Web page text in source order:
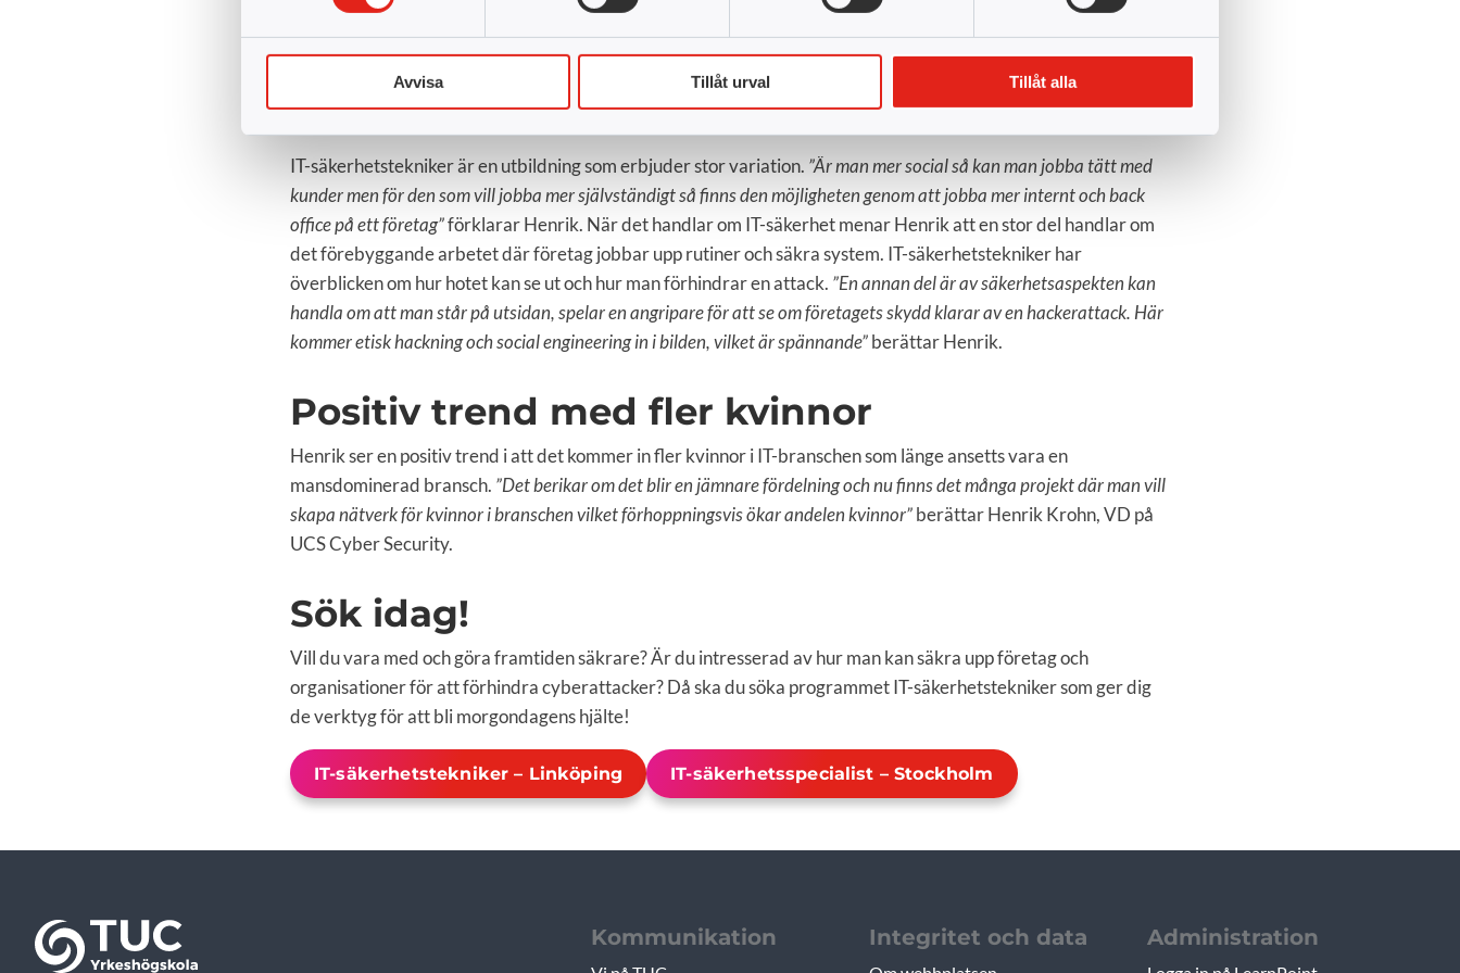
Avvisa Tillåt urval Tillåt alla
Ett yrke med stor variation
Yrket i sig öppnar upp för många olika arbetsuppgifter.”Jag skulle vilja säga att det är ett yrke som kan passa alla”
och Henrik understryker att det är ett intresse för IT som bör finnas hos den som söker programmet.
”Kunskaperna ska den sökande få genom utbildningen”menar Henrik.
IT-säkerhetstekniker är en utbildning som erbjuder stor variation. ”Är man mer social så kan man jobba tätt med
kunder men för den som vill jobba mer självständigt så finns den möjligheten genom att jobba mer internt och back
office på ett företag”förklarar Henrik. När det handlar om IT-säkerhet menar Henrik att en stor del handlar om
det förebyggande arbetet där företag jobbar upp rutiner och säkra system. IT-säkerhetstekniker har
överblicken om hur hotet kan se ut och hur man förhindrar en attack. ”En annan del är av säkerhetsaspekten kan
handla om att man står på utsidan, spelar en angripare för att se om företagets skydd klarar av en hackerattack. Här
kommer etisk hackning och social engineering in i bilden, vilket är spännande”berättar Henrik.
Positiv trend med fler kvinnor
Henrik ser en positiv trend i att det kommer in fler kvinnor i IT-branschen som länge ansetts vara en
mansdominerad bransch. ”Det berikar om det blir en jämnare fördelning och nu finns det många projekt där man vill
skapa nätverk för kvinnor i branschen vilket förhoppningsvis ökar andelen kvinnor”berättar Henrik Krohn, VD på
UCS Cyber Security.
Sök idag!
Vill du vara med och göra framtiden säkrare? Är du intresserad av hur man kan säkra upp företag och
organisationer för att förhindra cyberattacker? Då ska du söka programmet IT-säkerhetstekniker som ger dig
de verktyg för att bli morgondagens hjälte!
IT-säkerhetstekniker – Linköping IT-säkerhetsspecialist – Stockholm
Kommunikation Integritet och data Administration